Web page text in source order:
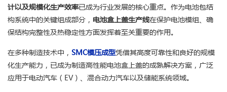
计以及规模化生产效率已成为行业发展的核心重点。作为电池包结
构系统中的关键组成部分， 电池盒上盖生产线在保护电池模组、确
保结构完整性及热稳定性方面发挥着至关重要的作用。
在多种制造技术中， SMC模压成型凭借其高度可靠性和良好的规模
化生产能力，已成为制造高性能电池盒上盖的成熟解决方案，广泛
应用于电动汽车（EV）、混合动力汽车以及储能系统领域。